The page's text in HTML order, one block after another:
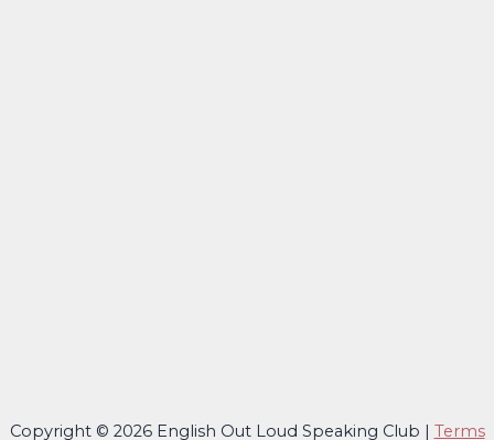
Copyright © 2026 English Out Loud Speaking Club | Terms